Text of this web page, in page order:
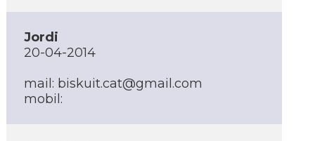
Jordi
20-04-2014
mail: biskuit.cat@gmail.com
mobil: